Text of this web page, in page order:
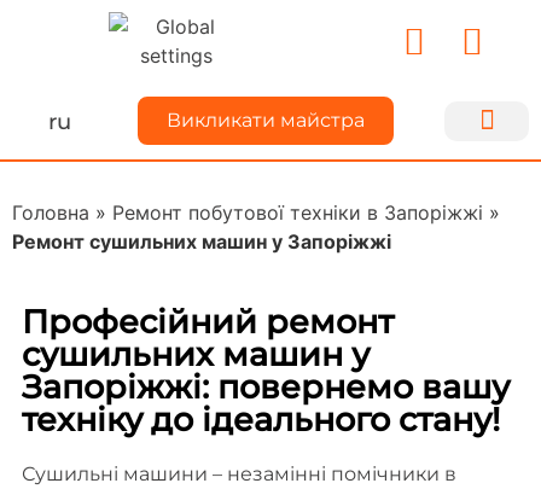
ru Викликати майстра
Головна » Ремонт побутової техніки в Запоріжжі »
Ремонт сушильних машин у Запоріжжі
Професійний ремонт
сушильних машин у
Запоріжжі: повернемо вашу
техніку до ідеального стану!
Сушильні машини – незамінні помічники в